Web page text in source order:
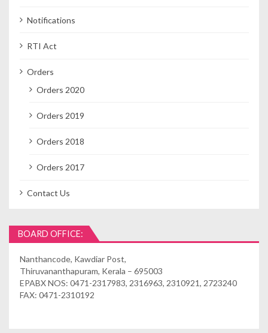
Notifications
RTI Act
Orders
Orders 2020
Orders 2019
Orders 2018
Orders 2017
Contact Us
BOARD OFFICE:
Nanthancode, Kawdiar Post,
Thiruvananthapuram, Kerala – 695003
EPABX NOS: 0471-2317983, 2316963, 2310921, 2723240
FAX: 0471-2310192